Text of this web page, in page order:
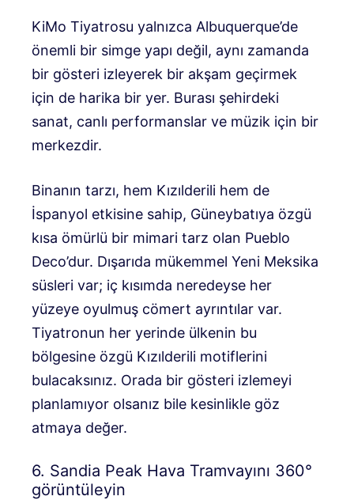
KiMo Tiyatrosu yalnızca Albuquerque’de
önemli bir simge yapı değil, aynı zamanda
bir gösteri izleyerek bir akşam geçirmek
için de harika bir yer. Burası şehirdeki
sanat, canlı performanslar ve müzik için bir
merkezdir.
Binanın tarzı, hem Kızılderili hem de
İspanyol etkisine sahip, Güneybatıya özgü
kısa ömürlü bir mimari tarz olan Pueblo
Deco’dur. Dışarıda mükemmel Yeni Meksika
süsleri var; iç kısımda neredeyse her
yüzeye oyulmuş cömert ayrıntılar var.
Tiyatronun her yerinde ülkenin bu
bölgesine özgü Kızılderili motiflerini
bulacaksınız. Orada bir gösteri izlemeyi
planlamıyor olsanız bile kesinlikle göz
atmaya değer.
6. Sandia Peak Hava Tramvayını 360°
görüntüleyin